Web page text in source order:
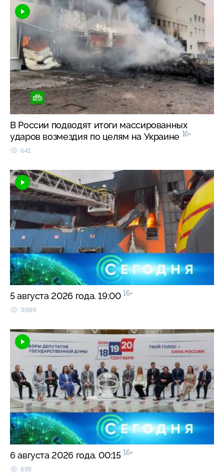
В России подводят итоги массированных
ударов возмездия по целям на Украине 16+
641
5 августа 2026 года. 19:00 16+
3099
6 августа 2026 года. 00:15 16+
695